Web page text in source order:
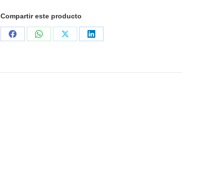
Compartir este producto
Share
Share
Share
Share